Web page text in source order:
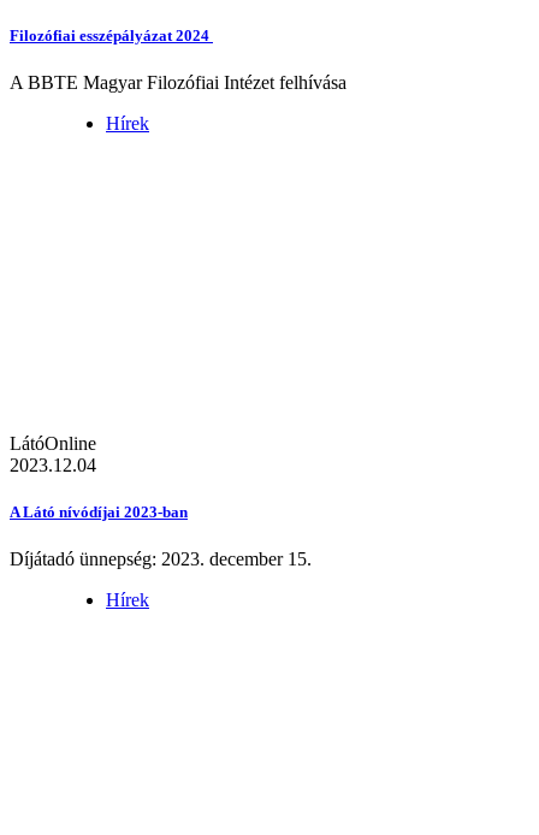
Filozófiai esszépályázat 2024
A BBTE Magyar Filozófiai Intézet felhívása
Hírek
LátóOnline
2023.12.04
A Látó nívódíjai 2023-ban
Díjátadó ünnepség: 2023. december 15.
Hírek